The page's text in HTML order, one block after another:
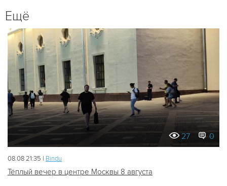
Ещё
27 0
08.08 21:35 | Bindu
Тёплый вечер в центре Москвы 8 августа